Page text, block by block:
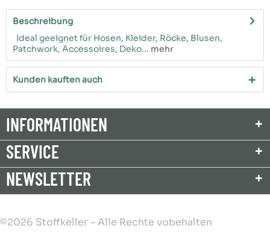
Beschreibung
Ideal geeignet für Hosen, Kleider, Röcke, Blusen,
Patchwork, Accessoires, Deko... mehr
Kunden kauften auch
INFORMATIONEN
SERVICE
NEWSLETTER
©2026 Stoffkeller – Alle Rechte vobehalten